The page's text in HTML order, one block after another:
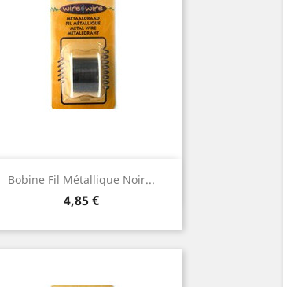
Bobine Fil Métallique Noir...
Prix
4,85 €
 Aperçu rapide